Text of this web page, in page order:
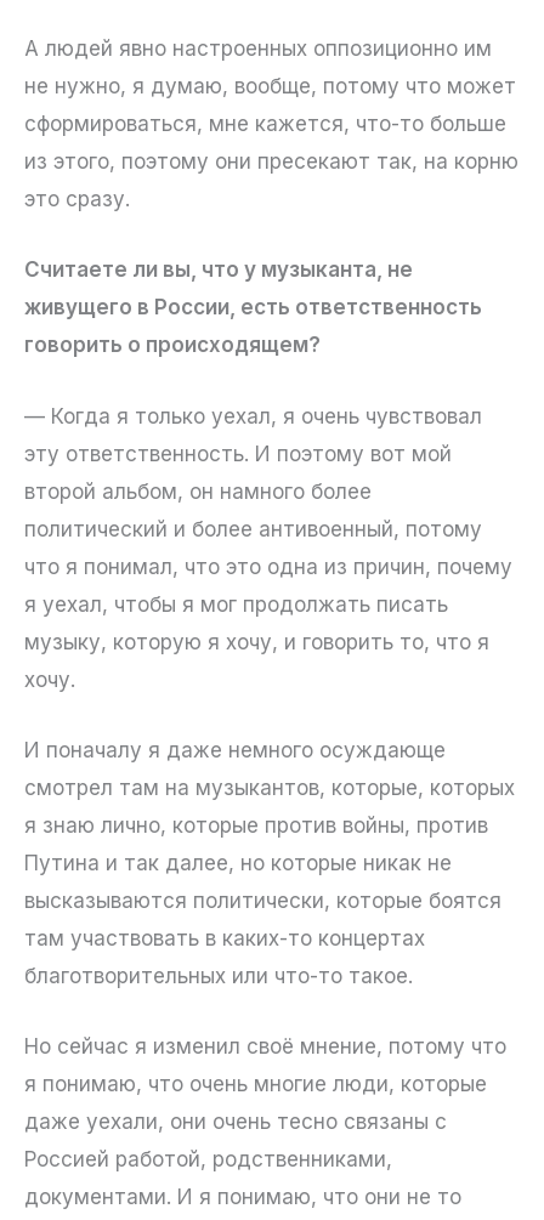
А людей явно настроенных оппозиционно им
не нужно, я думаю, вообще, потому что может
сформироваться, мне кажется, что-то больше
из этого, поэтому они пресекают так, на корню
это сразу.
Считаете ли вы, что у музыканта, не
живущего в России, есть ответственность
говорить о происходящем?
— Когда я только уехал, я очень чувствовал
эту ответственность. И поэтому вот мой
второй альбом, он намного более
политический и более антивоенный, потому
что я понимал, что это одна из причин, почему
я уехал, чтобы я мог продолжать писать
музыку, которую я хочу, и говорить то, что я
хочу.
И поначалу я даже немного осуждающе
смотрел там на музыкантов, которые, которых
я знаю лично, которые против войны, против
Путина и так далее, но которые никак не
высказываются политически, которые боятся
там участвовать в каких-то концертах
благотворительных или что-то такое.
Но сейчас я изменил своё мнение, потому что
я понимаю, что очень многие люди, которые
даже уехали, они очень тесно связаны с
Россией работой, родственниками,
документами. И я понимаю, что они не то